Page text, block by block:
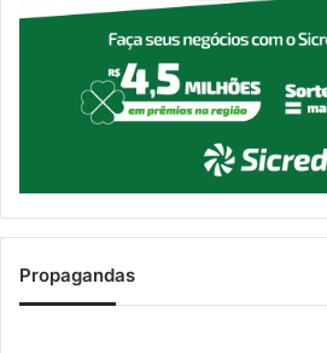
Propagandas